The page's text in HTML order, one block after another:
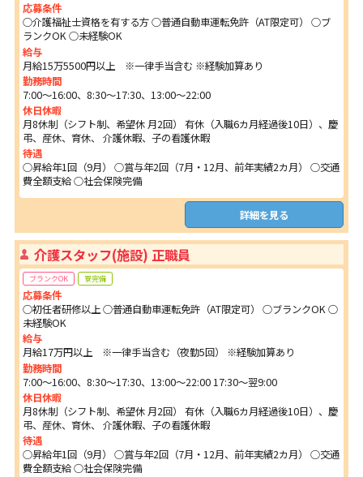
応募条件
○介護福祉士資格を有する方 ○普通自動車運転免許（AT限定可） ○ブ
ランクOK ○未経験OK
給与
月給15万5500円以上 ※一律手当含む ※経験加算あり
勤務時間
7:00～16:00、8:30～17:30、13:00～22:00
休日休暇
月8休制（シフト制、希望休 月2回） 有休（入職6カ月経過後10日）、慶
弔、産休、育休、 介護休暇、子の看護休暇
待遇
○昇給年1回（9月） ○賞与年2回（7月・12月、前年実績2カ月） ○交通
費全額支給 ○社会保険完備
詳細を見る
介護スタッフ(施設) 正職員
ブランクOK 寮完備
応募条件
○初任者研修以上 ○普通自動車運転免許（AT限定可） ○ブランクOK ○
未経験OK
給与
月給17万円以上 ※一律手当含む（夜勤5回） ※経験加算あり
勤務時間
7:00～16:00、8:30～17:30、13:00～22:00 17:30～翌9:00
休日休暇
月8休制（シフト制、希望休 月2回） 有休（入職6カ月経過後10日）、慶
弔、産休、育休、 介護休暇、子の看護休暇
待遇
○昇給年1回（9月） ○賞与年2回（7月・12月、前年実績2カ月） ○交通
費全額支給 ○社会保険完備